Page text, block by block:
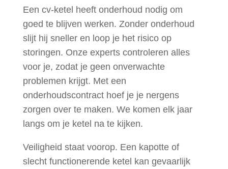
Een cv-ketel heeft onderhoud nodig om
goed te blijven werken. Zonder onderhoud
slijt hij sneller en loop je het risico op
storingen. Onze experts controleren alles
voor je, zodat je geen onverwachte
problemen krijgt. Met een
onderhoudscontract hoef je je nergens
zorgen over te maken. We komen elk jaar
langs om je ketel na te kijken.
Veiligheid staat voorop. Een kapotte of
slecht functionerende ketel kan gevaarlijk